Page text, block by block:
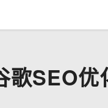
歌SEO优